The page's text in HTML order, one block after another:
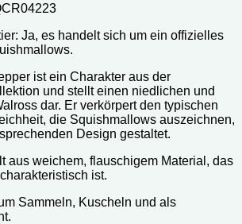
Ja, es handelt sich um ein offizielles
ist ein Charakter aus der
und stellt einen niedlichen und
dar. Er verkörpert den typischen
die Squishmallows auszeichnen,
Design gestaltet.
aus weichem, flauschigem Material, das
ist.
Sammeln, Kuscheln und als